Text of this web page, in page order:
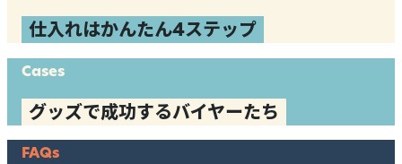
仕入れはかんたん4ステップ
Cases
グッズで成功するバイヤーたち
FAQs